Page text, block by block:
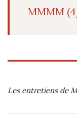
MMMM
Les entretiens de